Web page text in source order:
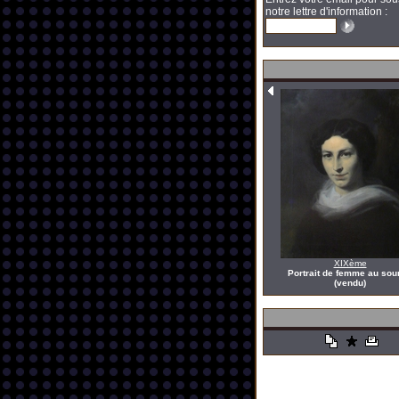
notre lettre d'information :
XIXème
Portrait de femme au
(vendu)